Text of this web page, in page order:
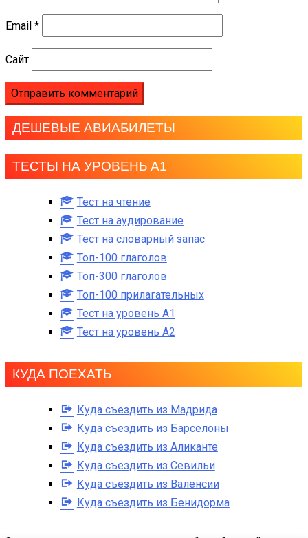
Email *
Сайт
ДЕШЕВЫЕ АВИАБИЛЕТЫ
ТЕСТЫ НА УРОВЕНЬ А1
Тест на чтение
Тест на аудирование
Тест на словарный запас
Топ-100 глаголов
Топ-300 глаголов
Топ-100 прилагательных
Тест на уровень A1
Тест на уровень A2
КУДА ПОЕХАТЬ
Куда съездить из Мадрида
Куда съездить из Барселоны
Куда съездить из Аликанте
Куда съездить из Севильи
Куда съездить из Валенсии
Куда съездить из Бенидорма